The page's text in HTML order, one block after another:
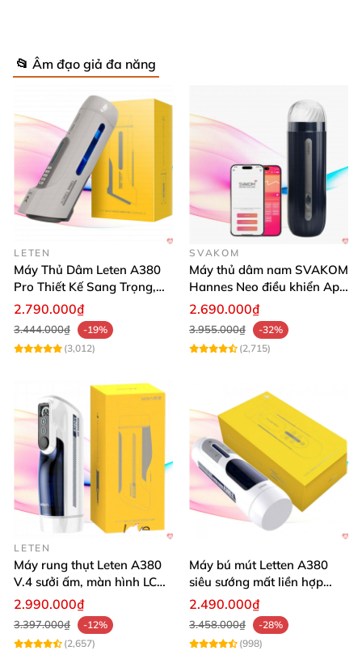
Máy thủ dâm đa năng cao cấp Freelander EasyLove
có nhiều tính năng kích thích mạnh mẽ
sẽ làm hài
những quý ông khó tính nhất.
Thông tin chi tiếtcủa Máy thủ dâm đa
năng cao cấp Freelander EasyLove
Tên sản phẩm: Máy thủ dâm đa năng cao cấp
Freelander EasyLove
Mã sản phẩm: AD36K
📂 Âm đạo giả đa năng
LETEN
Máy Thủ Dâm Leten A380
Pro Thiết Kế Sang Trọng,
Cảm Giác Thật
2.790.000₫
3.444.000₫
-19%
(3,012)
SVAKOM
Máy thủ dâm nam SVAKOM
Hannes Neo điều khiển App
tiện lợi
2.690.000₫
3.955.000₫
-32%
(2,715)
LETEN
Máy rung thụt Leten A380
V.4 sưởi ấm, màn hình LCD,
cực đã
2.990.000₫
3.397.000₫
-12%
(2,657)
Máy bú mút Letten A380
siêu sướng mất liền hợp
chói
2.490.000₫
3.458.000₫
-28%
(998)